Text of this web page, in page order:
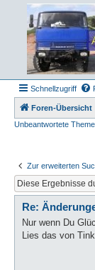
Schnellzugriff
Foren-Übersicht
Unbeantwortete
Zur erweiterten
Re:
Nur wenn Du
Lies das von